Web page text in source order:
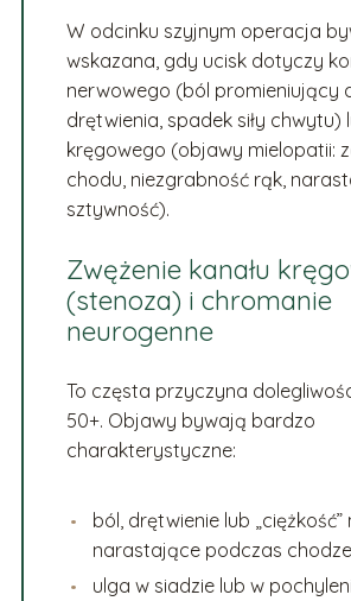
W odcinku szyjnym operacja
wskazana, gdy ucisk dotyczy
nerwowego (ból promieniujący
drętwienia, spadek siły chwytu)
kręgowego (objawy mielopatii:
chodu, niezgrabność rąk,
sztywność).
Zwężenie kanału
(stenoza) i chromanie
neurogenne
To częsta przyczyna
50+. Objawy bywają bardzo
charakterystyczne:
ból, drętwienie lub „ciężkość”
narastające podczas
ulga w siadzie lub w